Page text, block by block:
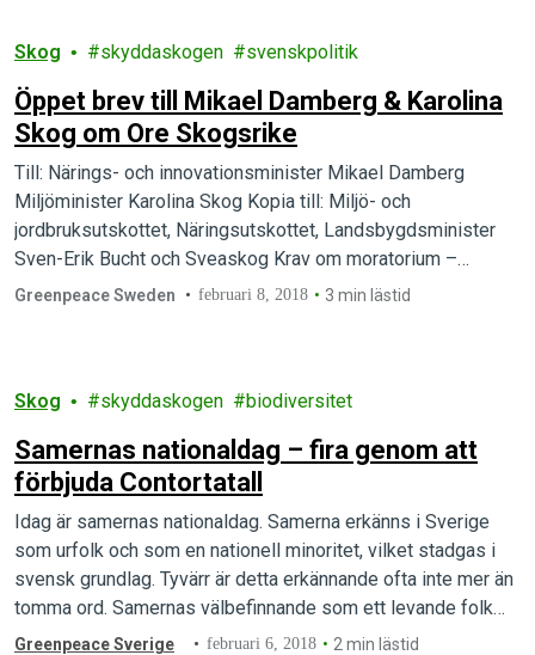
Skog skyddaskogen svenskpolitik
Öppet brev till Mikael Damberg & Karolina
Skog om Ore Skogsrike
Till: Närings- och innovationsminister Mikael Damberg
Miljöminister Karolina Skog Kopia till: Miljö- och
jordbruksutskottet, Näringsutskottet, Landsbygdsminister
Sven-Erik Bucht och Sveaskog Krav om moratorium –
Avverkningsstopp i Ore Skogsrike Vi undertecknade…
Greenpeace Sweden februari 8, 2018 3 min lästid
Skog skyddaskogen biodiversitet
Samernas nationaldag – fira genom att
förbjuda Contortatall
Idag är samernas nationaldag. Samerna erkänns i Sverige
som urfolk och som en nationell minoritet, vilket stadgas i
svensk grundlag. Tyvärr är detta erkännande ofta inte mer än
tomma ord. Samernas välbefinnande som ett levande folk
med rik kultur är under hot från det industrialiserade
Greenpeace Sverige februari 6, 2018 2 min lästid